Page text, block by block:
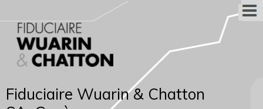
Fiduciaire Wuarin & Chatton